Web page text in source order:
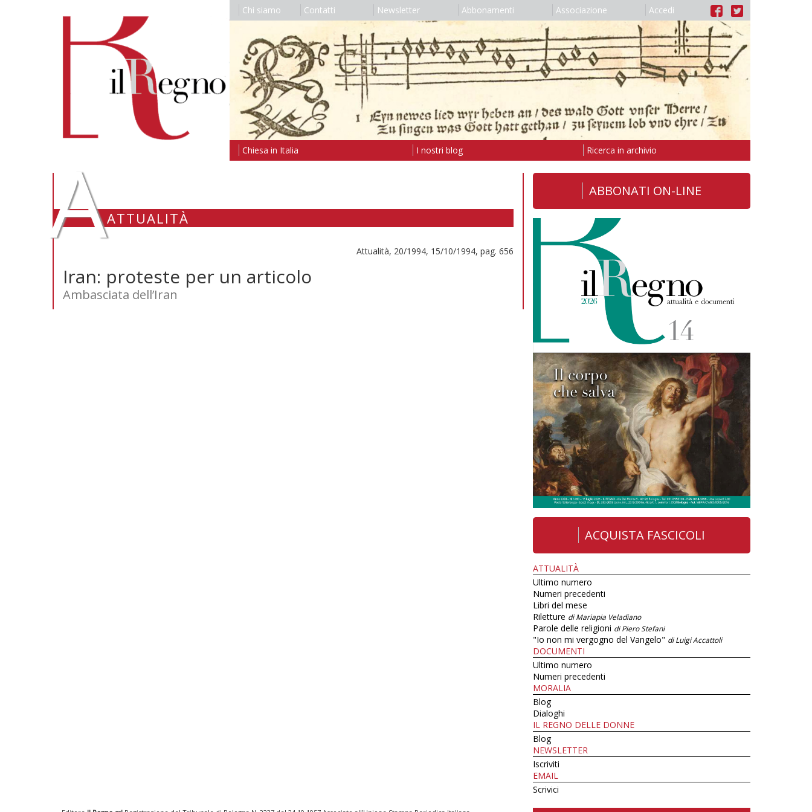
Chi siamo Contatti Newsletter Abbonamenti Associazione Accedi
Chiesa in Italia I nostri blog Ricerca in archivio
AATTUALITÀ
Attualità, 20/1994, 15/10/1994, pag. 656
Iran: proteste per un articolo
Ambasciata dell’Iran
ABBONATI ON-LINE
ACQUISTA FASCICOLI
ATTUALITÀ
Ultimo numero
Numeri precedenti
Libri del mese
Riletture di Mariapia Veladiano
Parole delle religioni di Piero Stefani
"Io non mi vergogno del Vangelo" di Luigi Accattoli
DOCUMENTI
Ultimo numero
Numeri precedenti
MORALIA
Blog
Dialoghi
IL REGNO DELLE DONNE
Blog
NEWSLETTER
Iscriviti
EMAIL
Scrivici